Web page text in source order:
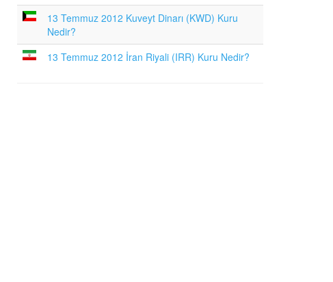
13 Temmuz 2012 Kuveyt Dinarı (KWD) Kuru
Nedir?
13 Temmuz 2012 İran Riyali (IRR) Kuru Nedir?